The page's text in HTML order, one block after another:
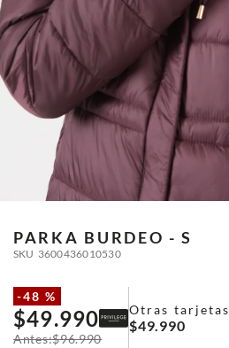
PARKA BURDEO - S
SKU 3600436010530
-48 %
$49.990
$96.990
Otras tarjetas
$49.990